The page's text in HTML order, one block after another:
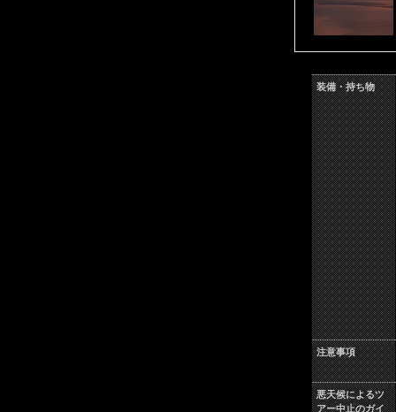
装備・持ち物
注意事項
悪天候によるツ
アー中止のガイ